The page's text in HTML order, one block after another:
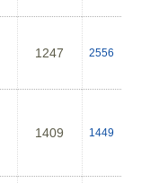
1247 2556
1409 1449